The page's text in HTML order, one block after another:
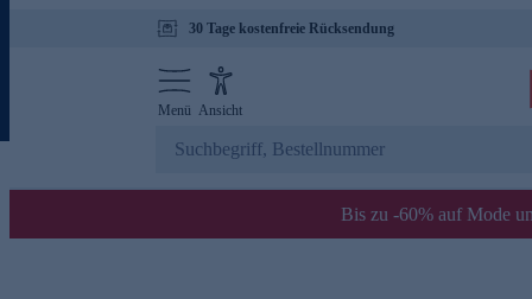
30 Tage kostenfreie Rücksendung
Menü Ansicht
Bis zu -60% auf Mode